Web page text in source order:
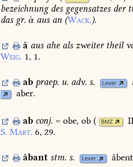
bezeichnungdes gegensatzes der
das gr. ἀ aus an (Wack.).
â ausahe alszweitertheil
Weig. 1, 1.
ab praep. u. adv. s. Lexer
aber.
ab conj.=obe,ob ( BMZ
S. Mart. 6, 29.
âbant stm. s. Lexer